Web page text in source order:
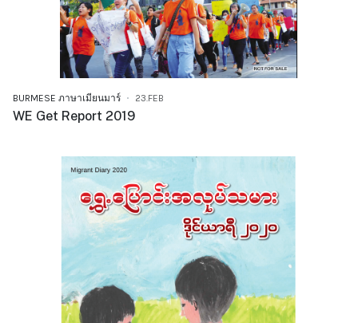
BURMESE ภาษาเมียนมาร์ 23.FEB
WE Get Report 2019